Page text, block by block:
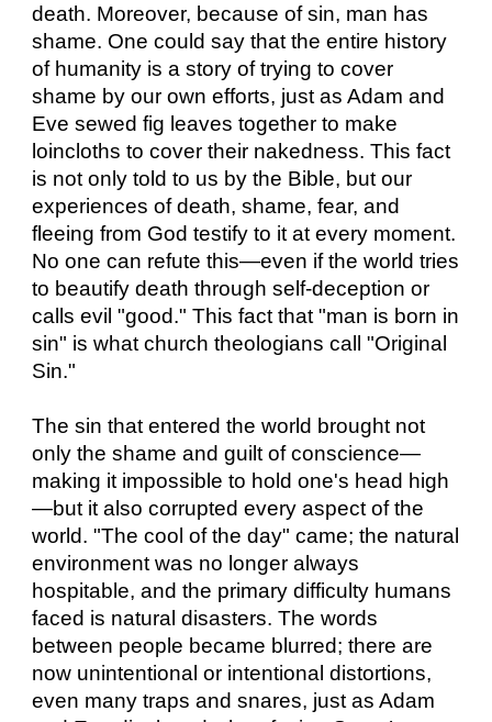
death. Moreover, because of sin, man has
shame. One could say that the entire history
of humanity is a story of trying to cover
shame by our own efforts, just as Adam and
Eve sewed fig leaves together to make
loincloths to cover their nakedness. This fact
is not only told to us by the Bible, but our
experiences of death, shame, fear, and
fleeing from God testify to it at every moment.
No one can refute this—even if the world tries
to beautify death through self-deception or
calls evil "good." This fact that "man is born in
sin" is what church theologians call "Original
Sin."
The sin that entered the world brought not
only the shame and guilt of conscience—
making it impossible to hold one's head high
—but it also corrupted every aspect of the
world. "The cool of the day" came; the natural
environment was no longer always
hospitable, and the primary difficulty humans
faced is natural disasters. The words
between people became blurred; there are
now unintentional or intentional distortions,
even many traps and snares, just as Adam